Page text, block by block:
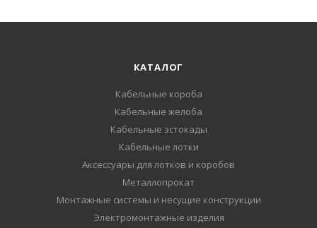
КАТАЛОГ
Кабельные короба
Кабельные желоба
Кабельные эстокады
Кабельные лотки
Аксессуары для лотков и коробов
Металлопрокат
Монтажные системы и несущие конструкции
Электромонтажные изделия